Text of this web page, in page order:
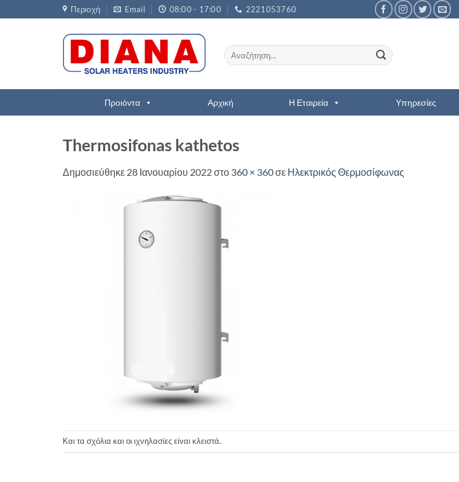
στο
Περιοχή Email 08:00 - 17:00 2221053760
Αναζήτηση
για:
Προιόντα Αρχική Η Εταιρεία Υπηρεσίες
Thermosifonas kathetos
Δημοσιεύθηκε 28 Ιανουαρίου 2022στο 360 × 360σε Ηλεκτρικός Θερμοσίφωνας
Και τα σχόλια και οι ιχνηλασίες είναι κλειστά.